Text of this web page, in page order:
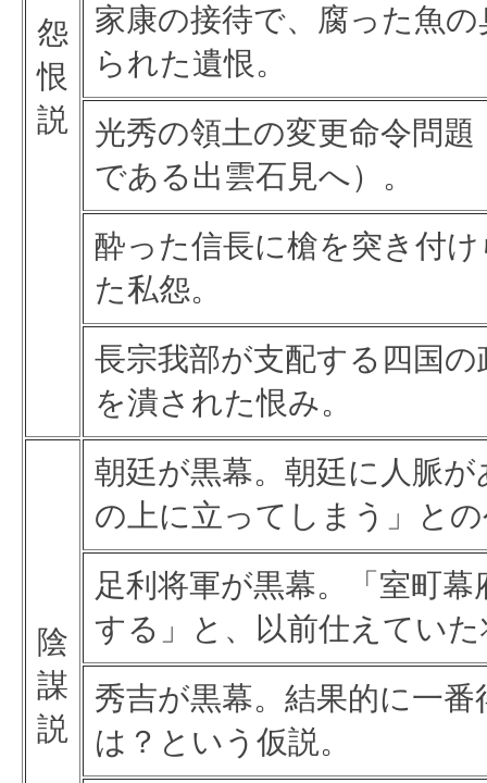
怨
恨
説
家康の接待で、腐った魚
られた遺恨。
光秀の領土の変更命令問
である出雲石見へ）。
酔った信長に槍を突き付
た私怨。
長宗我部が支配する四国
を潰された恨み。
陰
謀
説
朝廷が黒幕。朝廷に人脈
の上に立ってしまう」と
足利将軍が黒幕。「室町
する」と、以前仕えてい
秀吉が黒幕。結果的に一
は？という仮説。